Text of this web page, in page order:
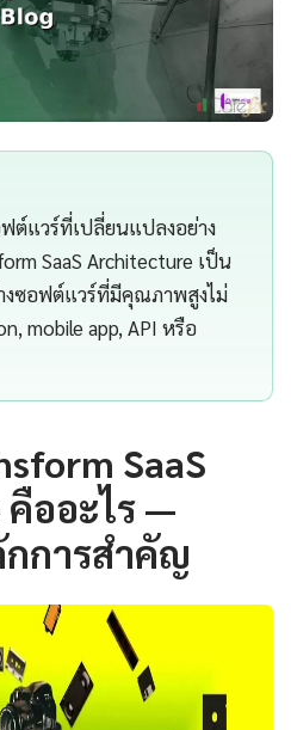
ต์แวร์ที่เปลี่ยนแปลงอย่าง
SaaS Architecture เป็น
ซอฟต์แวร์ที่มีคุณภาพสูงไม่
mobile app, API หรือ
SaaS
ออะไร —
การสำคัญ